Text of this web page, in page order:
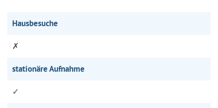
Hausbesuche
✗
stationäre Aufnahme
✓